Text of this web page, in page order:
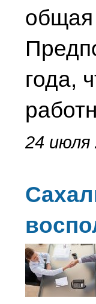
общая
года,
24 июля